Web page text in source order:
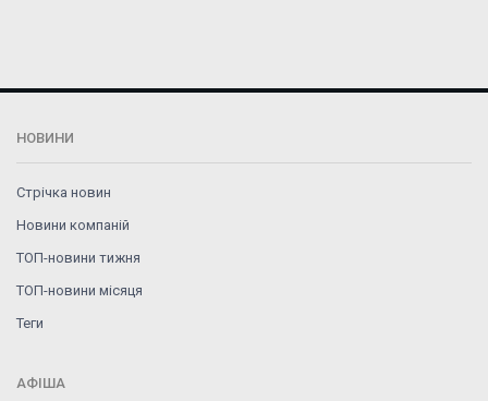
НОВИНИ
Стрічка новин
Новини компаній
ТОП-новини тижня
ТОП-новини місяця
Теги
АФІША